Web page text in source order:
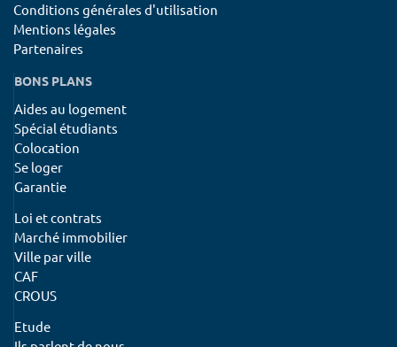
Conditions générales d'utilisation
Mentions légales
Partenaires
BONS PLANS
Aides au logement
Spécial étudiants
Colocation
Se loger
Garantie
Loi et contrats
Marché immobilier
Ville par ville
CAF
CROUS
Etude